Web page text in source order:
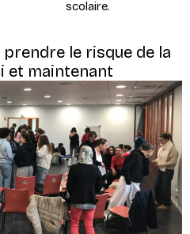
scolaire.
le risque de la
et maintenant